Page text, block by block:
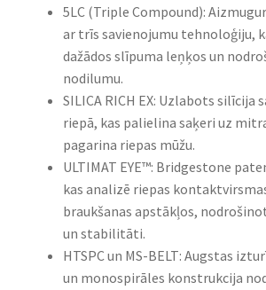
5LC (Triple Compound):
ar trīs savienojumu tehnoloģiju,
dažādos slīpuma leņķos un
nodilumu.​
SILICA RICH EX: Uzlabots silīcija
riepā, kas palielina saķeri uz
pagarina riepas mūžu.​
ULTIMAT EYE™: Bridgestone
kas analizē riepas
braukšanas apstākļos,
un stabilitāti.​
HTSPC un MS-BELT: Augstas
un monospirāles konstrukcija